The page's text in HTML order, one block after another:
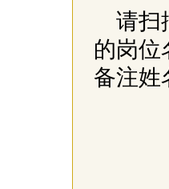
请扫
的岗位
备注姓